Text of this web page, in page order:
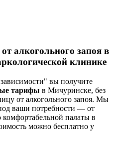
алкогольного запоя в
клинике
вы получите
тарифы в Мичуринске, без
от алкогольного запоя. Мы
ваши потребности — от
комфортабельной палаты в
можно бесплатно у